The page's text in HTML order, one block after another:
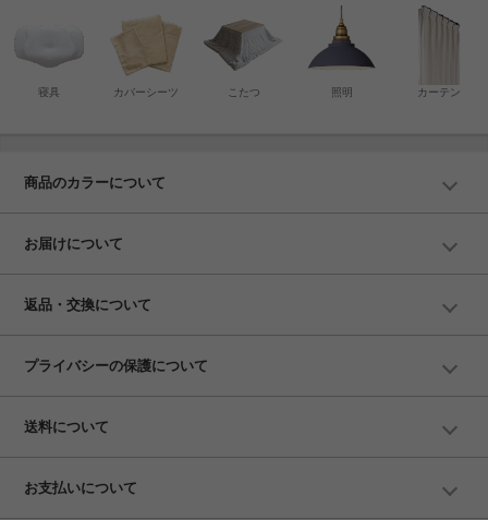
寝具 カバーシーツ こたつ カーテン
照明
商品のカラーについて
お届けについて
返品・交換について
プライバシーの保護について
送料について
お支払いについて